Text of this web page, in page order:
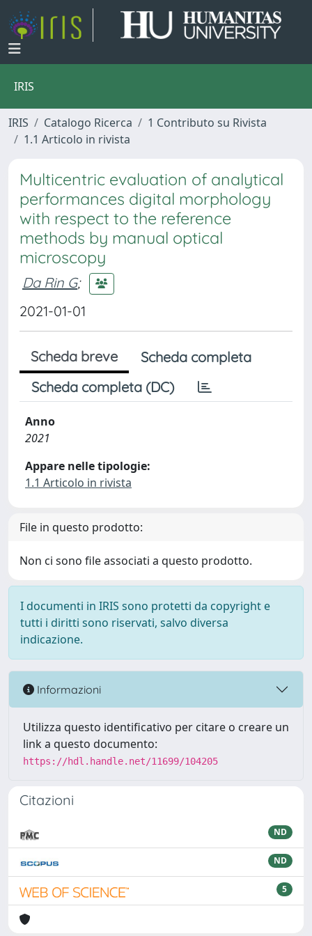
IRIS
IRIS Catalogo Ricerca
1 Contributo su Rivista
1.1 Articolo in rivista
Multicentric evaluation of analytical
performances digital morphology
with respect to the reference
methods by manual optical
microscopy
Da Rin G;
2021-01-01
Scheda breve
Scheda completa
Scheda completa (DC)
Anno
2021
Appare nelle tipologie:
1.1 Articolo in rivista
File in questo prodotto:
Non ci sono file associati a questo prodotto.
I documenti in IRIS sono protetti da copyright e
tutti i diritti sono riservati, salvo diversa
indicazione.
Informazioni
Utilizza questo identificativo per citare o creare un
link a questo documento:
https://hdl.handle.net/11699/104205
Citazioni
ND
ND
5